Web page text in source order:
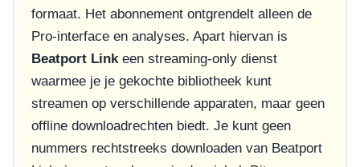
formaat. Het abonnement ontgrendelt alleen de
Pro-interface en analyses. Apart hiervan is
Beatport Linkeen streaming-only dienst
waarmee je je gekochte bibliotheek kunt
streamen op verschillende apparaten, maar geen
offline downloadrechten biedt. Je kunt geen
nummers rechtstreeks downloaden van Beatport